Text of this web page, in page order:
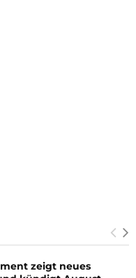
zeigt neues